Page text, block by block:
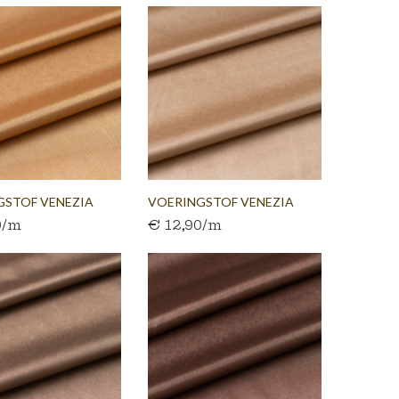
VENEZIA
m
VOERINGSTOF VENEZIA
BEIGE...
€ 12,90/m